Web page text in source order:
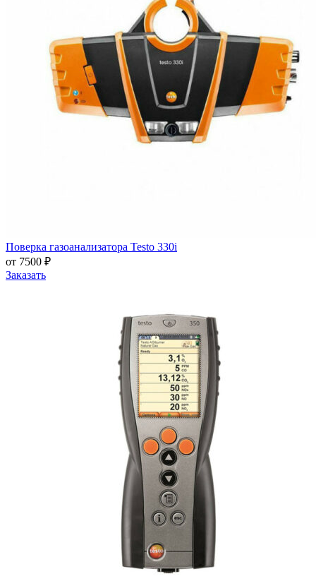
Поверка газоанализатора Testo 330i
от 7500 ₽
Заказать